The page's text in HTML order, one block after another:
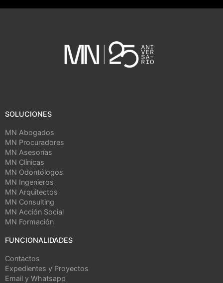
SOLUCIONES
MN Abogados
MN Procuradores
MN Asesorías
MN Clínicas
MN Odontólogos
MN Ingenieros
MN Arquitectos
MN Consulting
MN Acción Social
MN Formación
FUNCIONALIDADES
Contactos
Expedientes y Proyectos
Email y Whatsapp